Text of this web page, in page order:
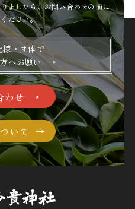
ましたら、お問い合わせの前に
ださい。
・団体で
へお願い
わせ
いて